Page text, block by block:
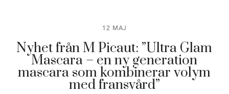
12 MAJ
Nyhet från M Picaut: ”Ultra Glam
Mascara – en ny generation
mascara som kombinerar volym
med fransvård”